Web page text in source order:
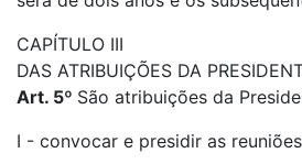
CAPÍTULO III
DAS ATRIBUIÇÕES DA
Art. 5º São atribuições da
I - convocar e presidir as